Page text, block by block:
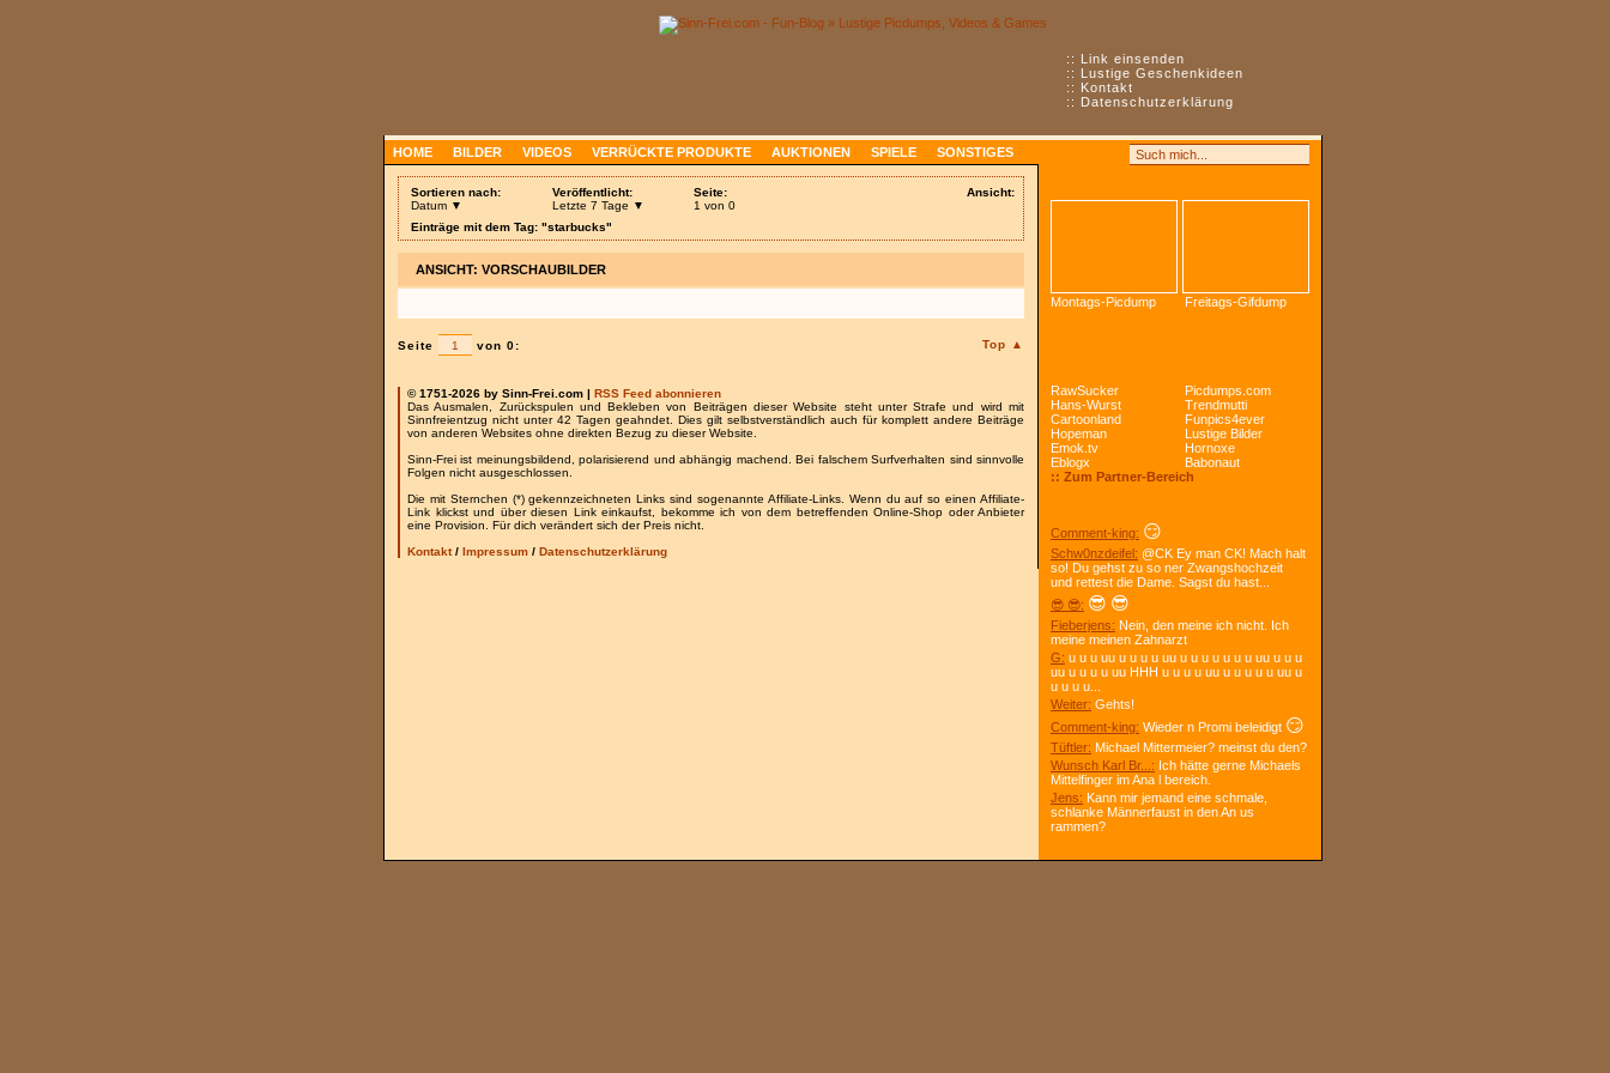
:: Link einsenden
:: Lustige Geschenkideen
:: Kontakt
:: Datenschutzerklärung
HOME BILDER VIDEOS VERRÜCKTE PRODUKTE AUKTIONEN SPIELE SONSTIGES
Ansicht:
Sortieren nach:
Datum ▼
Veröffentlicht:
Letzte 7 Tage ▼
Seite:
1 von 0
Einträge mit dem Tag: "starbucks"
ANSICHT: VORSCHAUBILDER
Top ▲
Seite von 0:
© 1751-2026 by Sinn-Frei.com | RSS Feed abonnieren
Das Ausmalen, Zurückspulen und Bekleben von Beiträgen dieser Website steht unter Strafe und wird mit
Sinnfreientzug nicht unter 42 Tagen geahndet. Dies gilt selbstverständlich auch für komplett andere Beiträge
von anderen Websites ohne direkten Bezug zu dieser Website.
Sinn-Frei ist meinungsbildend, polarisierend und abhängig machend. Bei falschem Surfverhalten sind sinnvolle
Folgen nicht ausgeschlossen.
Die mit Sternchen (*) gekennzeichneten Links sind sogenannte Affiliate-Links. Wenn du auf so einen Affiliate-
Link klickst und über diesen Link einkaufst, bekomme ich von dem betreffenden Online-Shop oder Anbieter
eine Provision. Für dich verändert sich der Preis nicht.
Kontakt/ Impressum / Datenschutzerklärung
Montags-Picdump Freitags-Gifdump
RawSucker
Picdumps.com
Hans-Wurst
Trendmutti
Cartoonland
Funpics4ever
Hopeman
Lustige Bilder
Emok.tv
Hornoxe
Eblogx
Babonaut
:: Zum Partner-Bereich
Comment-king: 😏
Schw0nzdeifel: @CK Ey man CK! Mach halt
so! Du gehst zu so ner Zwangshochzeit
und rettest die Dame. Sagst du hast...
😎 😎: 😎 😎
Fieberjens: Nein, den meine ich nicht. Ich
meine meinen Zahnarzt
G: u u u uu u u u u uu u u u u u u u uu u u u
uu u u u u uu HHH u u u u uu u u u u u uu u
u u u u...
Weiter: Gehts!
Comment-king: Wieder n Promi beleidigt 😏
Tüftler: Michael Mittermeier? meinst du den?
Wunsch Karl Br...: Ich hätte gerne Michaels
Mittelfinger im Ana l bereich.
Jens: Kann mir jemand eine schmale,
schlanke Männerfaust in den An us
rammen?